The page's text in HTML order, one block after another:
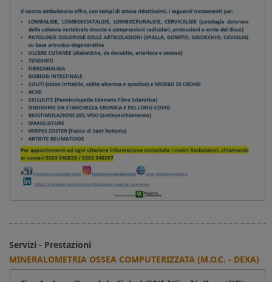
Servizi - Prestazioni
MINERALOMETRIA OSSEA COMPUTERIZZATA (M.O.C. - DEXA)